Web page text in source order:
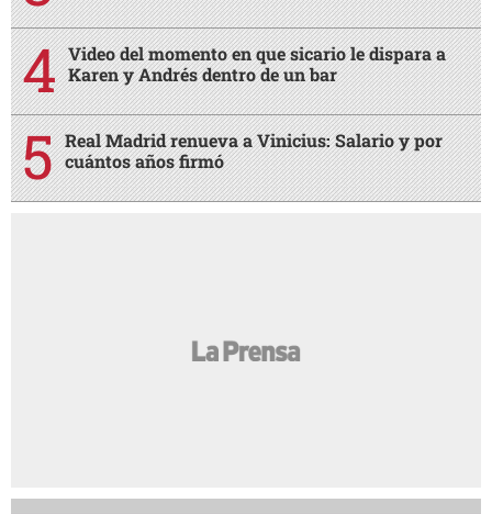
Video del momento en que sicario le dispara a
Karen y Andrés dentro de un bar
Real Madrid renueva a Vinicius: Salario y por
cuántos años firmó